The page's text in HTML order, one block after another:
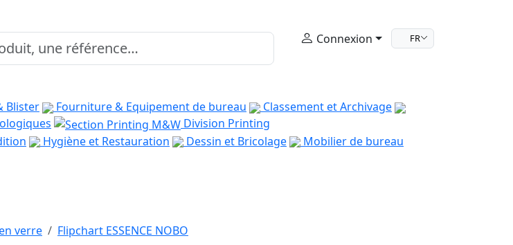
Connexion FR
Blister Fourniture & Equipement de bureau
Classement et Archivage
Division Printing
Hygiène et Restauration Dessin et Bricolage
Mobilier de bureau
verre Flipchart ESSENCE NOBO